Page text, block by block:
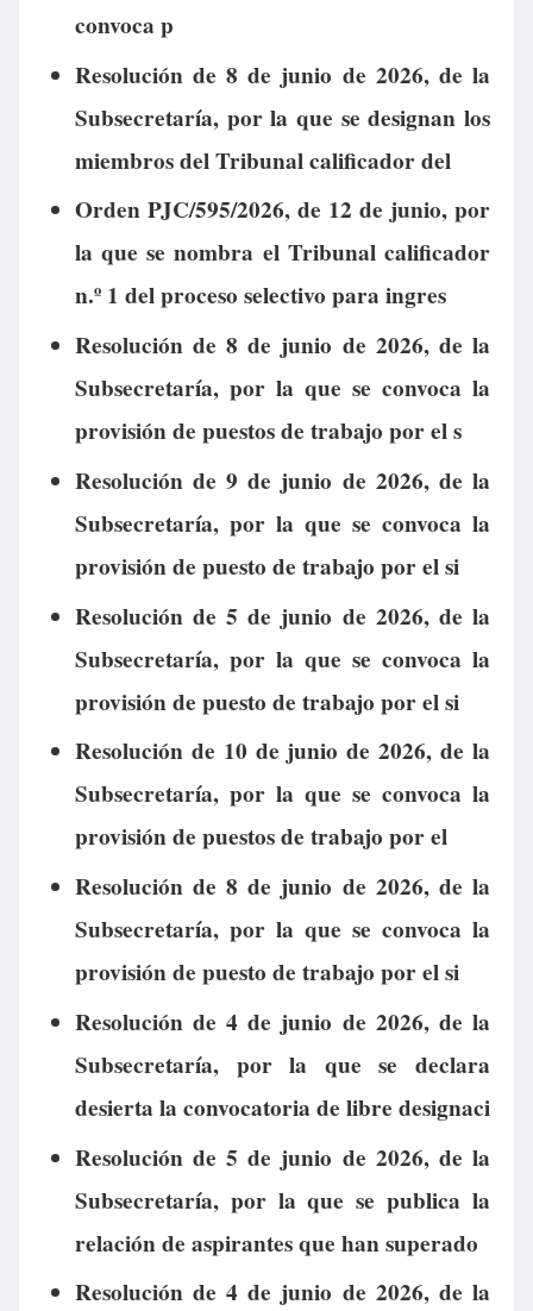
convoca p
Resolución de 8 de junio de 2026, de la
Subsecretaría, por la que se designan los
miembros del Tribunal calificador del
Orden PJC/595/2026, de 12 de junio, por
la que se nombra el Tribunal calificador
n.º 1 del proceso selectivo para ingres
Resolución de 8 de junio de 2026, de la
Subsecretaría, por la que se convoca la
provisión de puestos de trabajo por el s
Resolución de 9 de junio de 2026, de la
Subsecretaría, por la que se convoca la
provisión de puesto de trabajo por el si
Resolución de 5 de junio de 2026, de la
Subsecretaría, por la que se convoca la
provisión de puesto de trabajo por el si
Resolución de 10 de junio de 2026, de la
Subsecretaría, por la que se convoca la
provisión de puestos de trabajo por el
Resolución de 8 de junio de 2026, de la
Subsecretaría, por la que se convoca la
provisión de puesto de trabajo por el si
Resolución de 4 de junio de 2026, de la
Subsecretaría, por la que se declara
desierta la convocatoria de libre designaci
Resolución de 5 de junio de 2026, de la
Subsecretaría, por la que se publica la
relación de aspirantes que han superado
Resolución de 4 de junio de 2026, de la